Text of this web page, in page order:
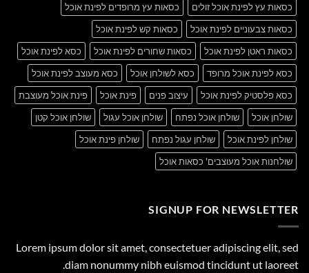
כסאות עץ לפינת אוכל זולים
כסאות עץ מרופדים לפינת אוכל
כסאות צבעוניים לפינת אוכל
כסאות קש לפינת אוכל
כסאות ראטן לפינת אוכל
כסאות שחורים לפינת אוכל
כסא לפינת אוכל
כסא לפינת אוכל מרופד
כסא לשולחן אוכל
כסא מעוצב לפינת אוכל
כסא פלסטיק לפינת אוכל
עיצוב פנים פינת אוכל
פינת אוכל מעוצבת
שולחן אוכל
שולחן אוכל נפתח שולחן אוכל עגול
שולחן אוכל קטן
שולחן לפינת אוכל
שולחן עגול נפתח
שולחן פינת אוכל
שולחנות אוכל מעוצבים' כסאות אוכל
SIGNUP FOR NEWSLETTER
Lorem ipsum dolor sit amet, consectetuer adipiscing elit, sed
diam nonummy nibh euismod tincidunt ut laoreet.